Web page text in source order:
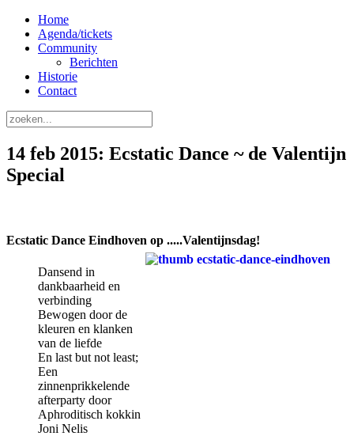
Home
Agenda/tickets
Community
Berichten
Historie
Contact
14 feb 2015: Ecstatic Dance ~ de Valentijn
Special
Ecstatic Dance Eindhoven op .....Valentijnsdag!
Dansend in
dankbaarheid en
verbinding
Bewogen door de
kleuren en klanken
van de liefde
En last but not least;
Een
zinnenprikkelende
afterparty door
Aphroditisch kokkin
Joni Nelis